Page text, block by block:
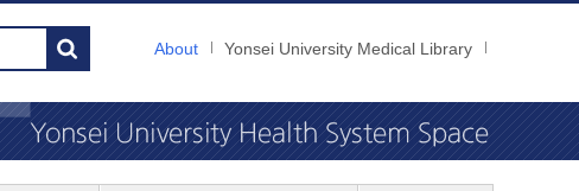
About Yonsei University Medical Library